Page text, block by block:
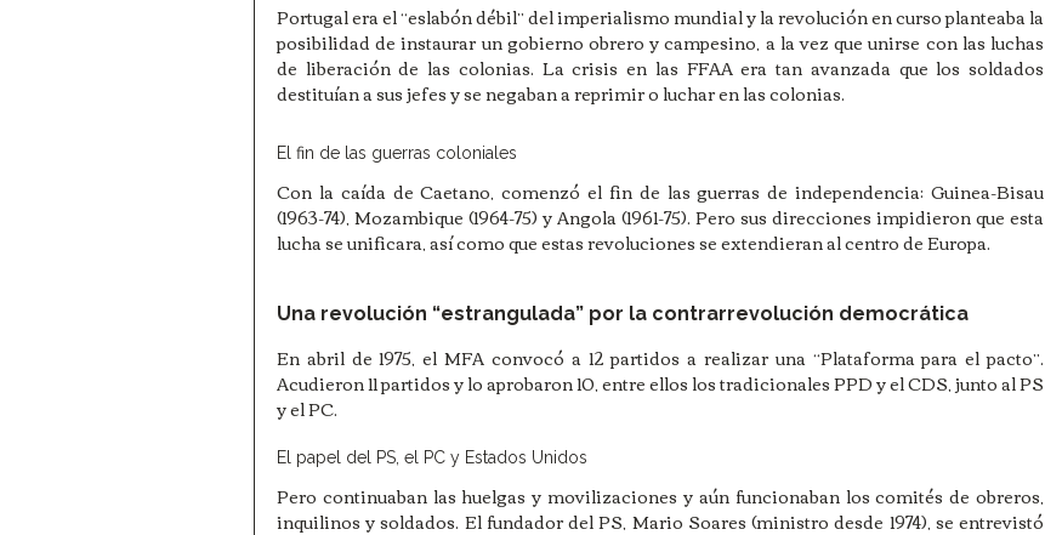
Portugal era el “eslabón débil” del imperialismo mundial y la revolución en curso planteaba la
posibilidad de instaurar un gobierno obrero y campesino, a la vez que unirse con las luchas
de liberación de las colonias. La crisis en las FFAA era tan avanzada que los soldados
destituían a sus jefes y se negaban a reprimir o luchar en las colonias.
El fin de las guerras coloniales
Con la caída de Caetano, comenzó el fin de las guerras de independencia: Guinea-Bisau
(1963-74), Mozambique (1964-75) y Angola (1961-75). Pero sus direcciones impidieron que esta
lucha se unificara, así como que estas revoluciones se extendieran al centro de Europa.
Una revolución “estrangulada” por la contrarrevolución democrática
En abril de 1975, el MFA convocó a 12 partidos a realizar una “Plataforma para el pacto”.
Acudieron 11 partidos y lo aprobaron 10, entre ellos los tradicionales PPD y el CDS, junto al PS
y el PC.
El papel del PS, el PC y Estados Unidos
Pero continuaban las huelgas y movilizaciones y aún funcionaban los comités de obreros,
inquilinos y soldados. El fundador del PS, Mario Soares (ministro desde 1974), se entrevistó